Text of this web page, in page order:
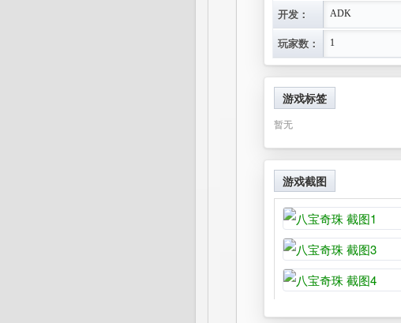
MMM得忠珠。
4.由安芸村的南边
城。 到一开始的肥
北方洞窟，用金铃
岚山尺八。救到考
5.过河内村东关所
木屋， 可在小木屋
6.更多欢迎进入游戏
开发： ADK
玩家数： 1
游戏标签
暂无
游戏截图